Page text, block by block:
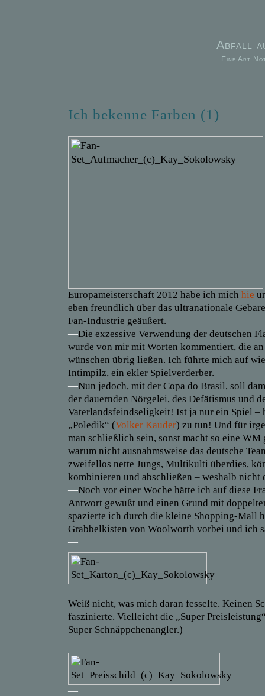
Abfall
Eine Art
Ich bekenne Farben (1)
Europameisterschaft 2012 habe ich mich hie
eben freundlich über das ultranationale
Fan-Industrie geäußert.
—Die exzessive Verwendung der deutschen
wurde von mir mit Worten kommentiert, die
wünschen übrig ließen. Ich führte mich auf
Intimpilz, ein ekler Spielverderber.
—Nun jedoch, mit der Copa do Brasil, soll
der dauernden Nörgelei, des Defätismus und
Vaterlandsfeindseligkeit! Ist ja nur ein Spiel –
„Poledik“ (Volker Kauder) zu tun! Und für
man schließlich sein, sonst macht so eine WM
warum nicht ausnahmsweise das deutsche
zweifellos nette Jungs, Multikulti überdies,
kombinieren und abschließen – weshalb nicht
—Noch vor einer Woche hätte ich auf diese
Antwort gewußt und einen Grund mit
spazierte ich durch die kleine Shopping-Mall
Grabbelkisten von Woolworth vorbei und ich
—
—
Weiß nicht, was mich daran fesselte. Keinen
faszinierte. Vielleicht die „Super
Super Schnäppchenangler.)
—
—